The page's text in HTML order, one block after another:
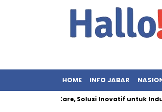
HOME INFO JABAR
& RIIFO Care, Solusi Inovatif untuk Industri